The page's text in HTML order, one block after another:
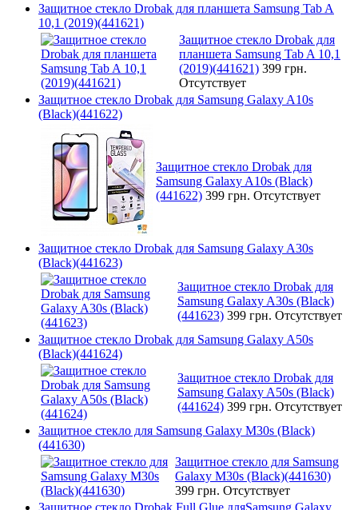
Защитное стекло Drobak для планшета Samsung Tab A
10,1 (2019)(441621)
Защитное стекло Drobak для
планшета Samsung Tab A 10,1
(2019)(441621) 399 грн.
Отсутствует
Защитное стекло Drobak для Samsung Galaxy A10s
(Black)(441622)
Защитное стекло Drobak для
Samsung Galaxy A10s (Black)
(441622) 399 грн. Отсутствует
Защитное стекло Drobak для Samsung Galaxy A30s
(Black)(441623)
Защитное стекло Drobak для
Samsung Galaxy A30s (Black)
(441623) 399 грн. Отсутствует
Защитное стекло Drobak для Samsung Galaxy A50s
(Black)(441624)
Защитное стекло Drobak для
Samsung Galaxy A50s (Black)
(441624) 399 грн. Отсутствует
Защитное стекло для Samsung Galaxy M30s (Black)
(441630)
Защитное стекло для Samsung
Galaxy M30s (Black)(441630)
399 грн. Отсутствует
Защитное стекло Drobak Full Glue дляSamsung Galaxy